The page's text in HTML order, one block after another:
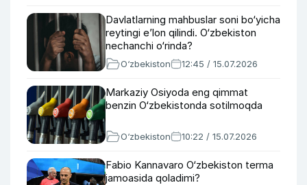
Davlatlarning mahbuslar soni bo‘yicha
reytingi e’lon qilindi. O‘zbekiston
nechanchi o‘rinda?
O‘zbekiston 12:45 / 15.07.2026
Markaziy Osiyoda eng qimmat
benzin O‘zbekistonda sotilmoqda
O‘zbekiston 10:22 / 15.07.2026
Fabio Kannavaro O‘zbekiston terma
jamoasida qoladimi?